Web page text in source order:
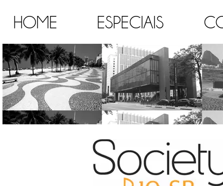
HOME ESPECIAIS